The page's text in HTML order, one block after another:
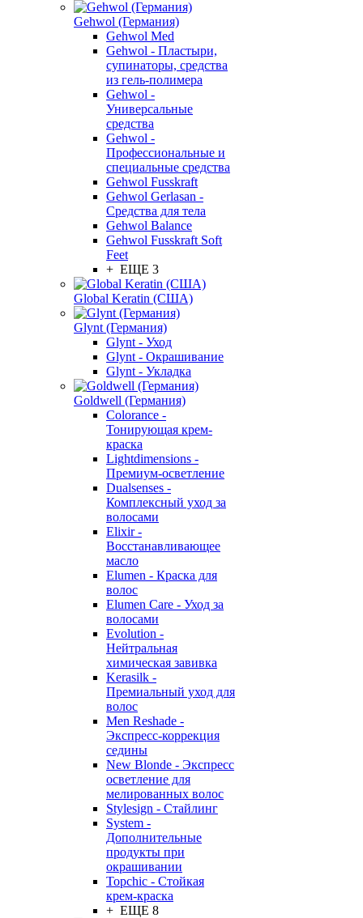
Gehwol (Германия)
Gehwol Med
Gehwol - Пластыри,
супинаторы, средства
из гель-полимера
Gehwol -
Универсальные
средства
Gehwol -
Профессиональные и
специальные средства
Gehwol Fusskraft
Gehwol Gerlasan -
Средства для тела
Gehwol Balance
Gehwol Fusskraft Soft
Feet
+ ЕЩЕ 3
Global Keratin (США)
Glynt (Германия)
Glynt - Уход
Glynt - Окрашивание
Glynt - Укладка
Goldwell (Германия)
Colorance -
Тонирующая крем-
краска
Lightdimensions -
Премиум-осветление
Dualsenses -
Комплексный уход за
волосами
Elixir -
Восстанавливающее
масло
Elumen - Краска для
волос
Elumen Care - Уход за
волосами
Evolution -
Нейтральная
химическая завивка
Kerasilk -
Премиальный уход для
волос
Men Reshade -
Экспресс-коррекция
седины
New Blonde - Экспресс
осветление для
мелированных волос
Stylesign - Стайлинг
System -
Дополнительные
продукты при
окрашивании
Topchic - Стойкая
крем-краска
+ ЕЩЕ 8